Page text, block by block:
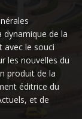
dynamique de la
avec le souci
les nouvelles du
produit de la
éditrice du
et de